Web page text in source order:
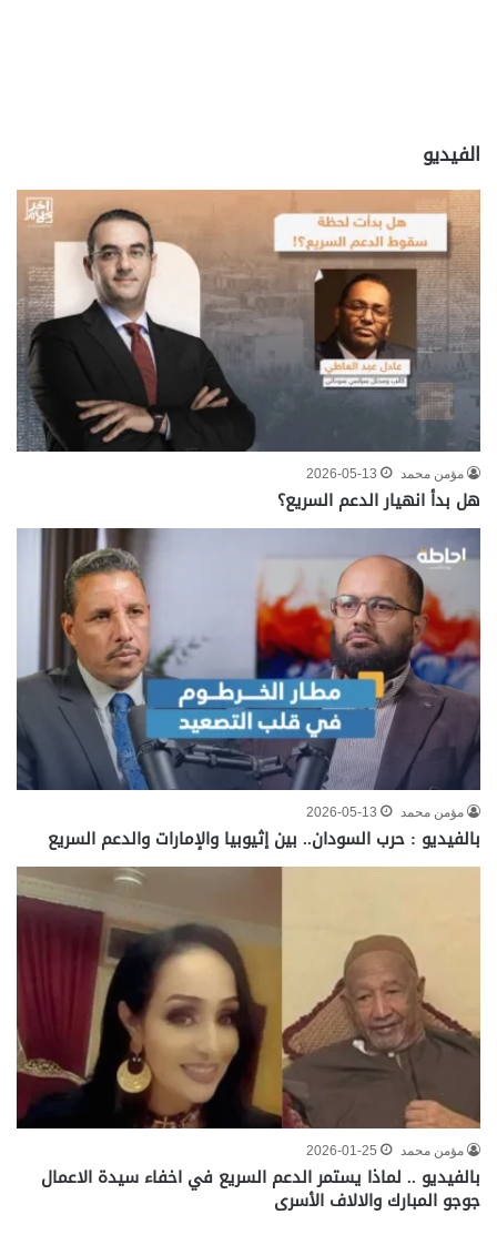
الفيديو
مؤمن محمد 2026-05-13
هل بدأ انهيار الدعم السريع؟
مؤمن محمد 2026-05-13
بالفيديو : حرب السودان.. بين إثيوبيا والإمارات والدعم السريع
مؤمن محمد 2026-01-25
بالفيديو .. لماذا يستمر الدعم السريع في اخفاء سيدة الاعمال
جوجو المبارك والالاف الأسرى